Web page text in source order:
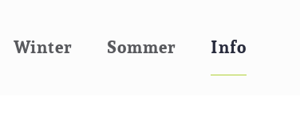
Winter Sommer Info